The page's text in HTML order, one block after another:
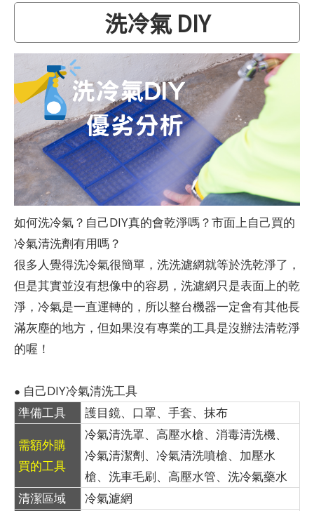
洗冷氣 DIY
如何洗冷氣？自己DIY真的會乾淨嗎？市面上自己買的
冷氣清洗劑有用嗎？
很多人覺得洗冷氣很簡單，洗洗濾網就等於洗乾淨了，
但是其實並沒有想像中的容易，洗濾網只是表面上的乾
淨，冷氣是一直運轉的，所以整台機器一定會有其他長
滿灰塵的地方，但如果沒有專業的工具是沒辦法清乾淨
的喔！
● 自己DIY冷氣清洗工具
準備工具
護目鏡、口罩、手套、抹布
需額外購
買的工具
冷氣清洗罩、高壓水槍、消毒清洗機、
冷氣清潔劑、冷氣清洗噴槍、加壓水
槍、洗車毛刷、高壓水管、洗冷氣藥水
清潔區域
冷氣濾網